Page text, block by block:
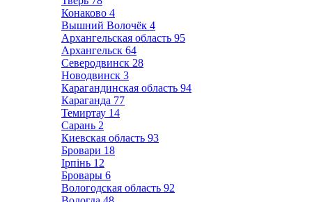
Конаково 4
Вышний Волочёк 4
Архангельская область 95
Архангельск 64
Северодвинск 28
Новодвинск 3
Карагандинская область 94
Караганда 77
Темиртау 14
Сарань 2
Киевская область 93
Бровари 18
Ірпінь 12
Бровары 6
Вологодская область 92